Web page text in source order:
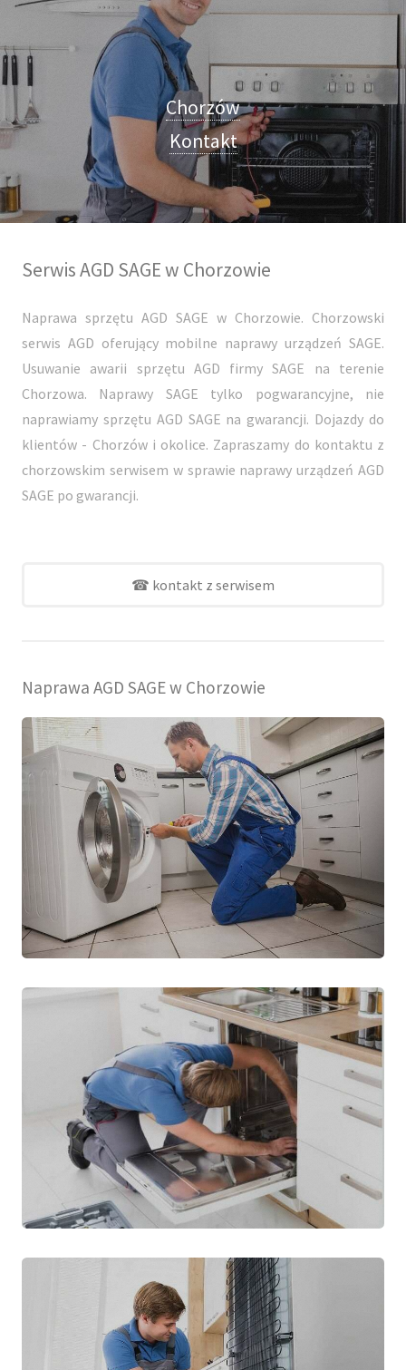
Chorzów
Kontakt
Serwis AGD SAGE w Chorzowie
Naprawa sprzętu AGD SAGE w Chorzowie. Chorzowski
serwis AGD oferujący mobilne naprawy urządzeń SAGE.
Usuwanie awarii sprzętu AGD firmy SAGE na terenie
Chorzowa. Naprawy SAGE tylko pogwarancyjne, nie
naprawiamy sprzętu AGD SAGE na gwarancji. Dojazdy do
klientów - Chorzów i okolice. Zapraszamy do kontaktu z
chorzowskim serwisem w sprawie naprawy urządzeń AGD
SAGE po gwarancji.
☎ kontakt z serwisem
Naprawa AGD SAGE w Chorzowie